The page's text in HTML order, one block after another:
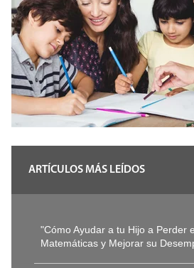
ARTÍCULOS MÁS LEÍDOS
"Cómo Ayudar a tu Hijo a Perder
Matemáticas y Mejorar su